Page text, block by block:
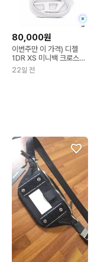
80,000원
이번주만 이 가격) 디젤
1DR XS 미니백 크로스백
화이트 가방
22일 전